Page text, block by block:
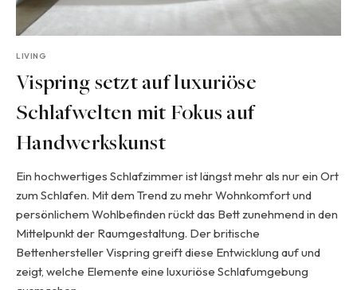
LIVING
Vispring setzt auf luxuriöse
Schlafwelten mit Fokus auf
Handwerkskunst
Ein hochwertiges Schlafzimmer ist längst mehr als nur ein Ort
zum Schlafen. Mit dem Trend zu mehr Wohnkomfort und
persönlichem Wohlbefinden rückt das Bett zunehmend in den
Mittelpunkt der Raumgestaltung. Der britische
Bettenhersteller Vispring greift diese Entwicklung auf und
zeigt, welche Elemente eine luxuriöse Schlafumgebung